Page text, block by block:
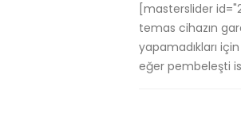
[masterslider
temas cihazın
yapamadıkları
eğer pembeleşti